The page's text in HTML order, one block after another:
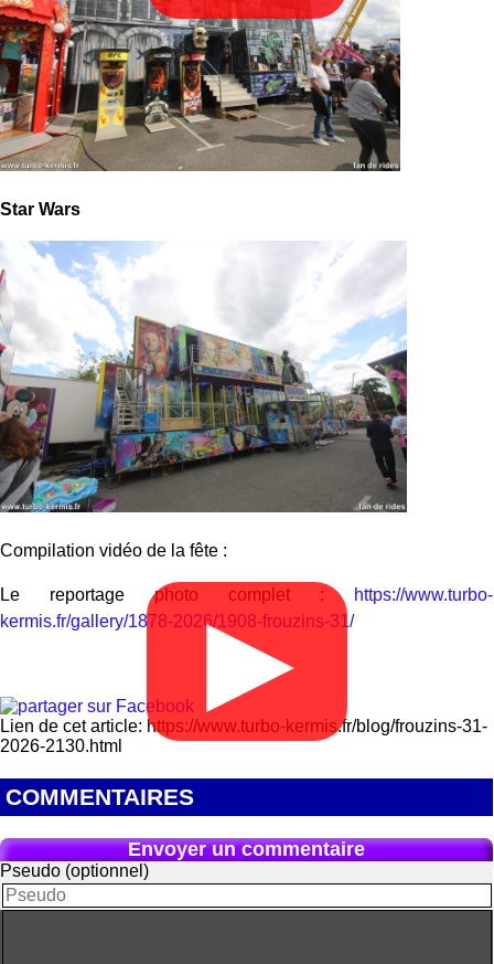
Star Wars
Compilation vidéo de la fête :
▶
Le reportage photo complet : https://www.turbo-
kermis.fr/gallery/1878-2026/1908-frouzins-31/
Lien de cet article: https://www.turbo-kermis.fr/blog/frouzins-31-
2026-2130.html
COMMENTAIRES
Envoyer un commentaire
Pseudo (optionnel)